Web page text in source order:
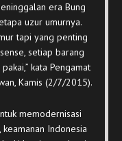
era Bung
uzur umurnya.
tapi yang penting
setiap barang
kata Pengamat
Kamis (2/7/2015).
memodernisasi
Indonesia